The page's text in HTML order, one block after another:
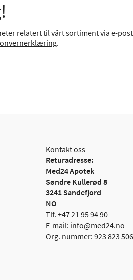
relatert til vårt sortiment via e-
.
Kontakt oss
Returadresse:
Med24 Apotek
Søndre Kullerød 8
3241 Sandefjord
NO
Tlf. +47 21 95 94 90
E-mail: info@med24.no
Org. nummer: 923 823 506